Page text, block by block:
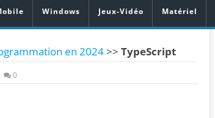
Windows Jeux-Vidéo Matériel
en 2024>> TypeScript
0